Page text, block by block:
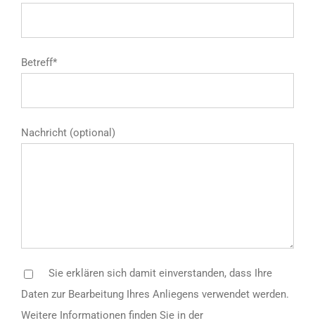
Betreff*
Nachricht (optional)
Sie erklären sich damit einverstanden, dass Ihre
Daten zur Bearbeitung Ihres Anliegens verwendet werden.
Weitere Informationen finden Sie in der